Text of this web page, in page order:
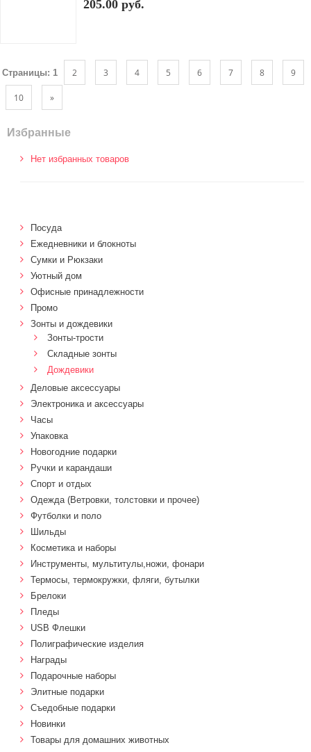
205.00 руб.
Страницы: 1 2 3 4 5 6 7 8 9
10 »
Избранные
Нет избранных товаров
Посуда
Ежедневники и блокноты
Сумки и Рюкзаки
Уютный дом
Офисные принадлежности
Промо
Зонты и дождевики
Зонты-трости
Складные зонты
Дождевики
Деловые аксессуары
Электроника и аксессуары
Часы
Упаковка
Новогодние подарки
Ручки и карандаши
Спорт и отдых
Одежда (Ветровки, толстовки и прочее)
Футболки и поло
Шильды
Косметика и наборы
Инструменты, мультитулы,ножи, фонари
Термосы, термокружки, фляги, бутылки
Брелоки
Пледы
USB Флешки
Полиграфические изделия
Награды
Подарочные наборы
Элитные подарки
Cъедобные подарки
Новинки
Товары для домашних животных